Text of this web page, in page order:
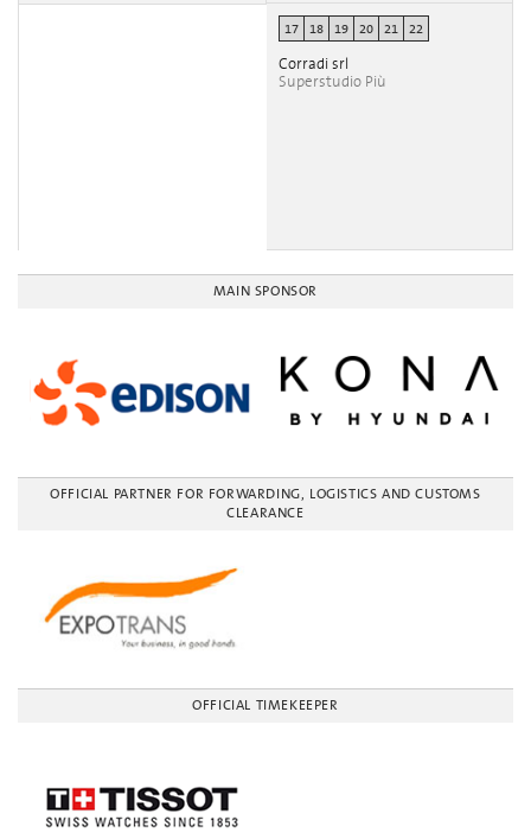
17 18 19 20 21 22
Corradi srl
Superstudio Più
MAIN SPONSOR
OFFICIAL PARTNER FOR FORWARDING, LOGISTICS AND CUSTOMS
CLEARANCE
OFFICIAL TIMEKEEPER